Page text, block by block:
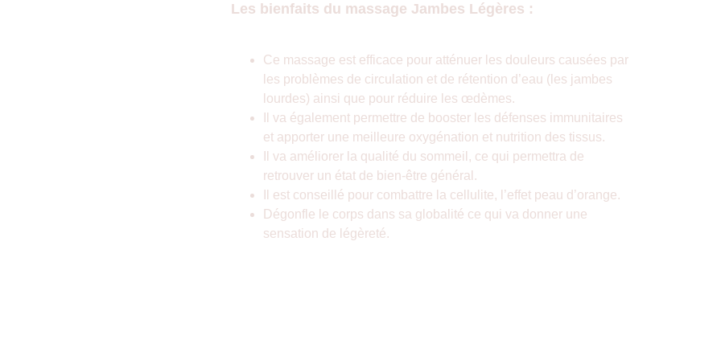
Les bienfaits du massage Jambes Légères :
Ce massage est efficace pour atténuer les douleurs causées par
les problèmes de circulation et de rétention d’eau (les jambes
lourdes) ainsi que pour réduire les œdèmes.
Il va également permettre de booster les défenses immunitaires
et apporter une meilleure oxygénation et nutrition des tissus.
Il va améliorer la qualité du sommeil, ce qui permettra de
retrouver un état de bien-être général.
Il est conseillé pour combattre la cellulite, l’effet peau d’orange.
Dégonfle le corps dans sa globalité ce qui va donner une
sensation de légèreté.